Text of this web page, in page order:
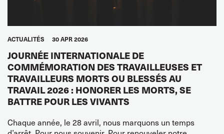
ACTUALITÉS 30 APR 2026
JOURNÉE INTERNATIONALE DE
COMMÉMORATION DES TRAVAILLEUSES ET
TRAVAILLEURS MORTS OU BLESSÉS AU
TRAVAIL 2026 : HONORER LES MORTS, SE
BATTRE POUR LES VIVANTS
Chaque année, le 28 avril, nous marquons un temps